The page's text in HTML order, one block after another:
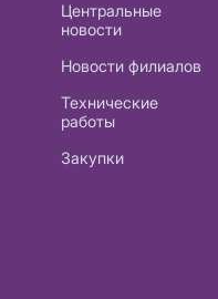
Центральные
новости
Новости филиалов
Технические
работы
Закупки